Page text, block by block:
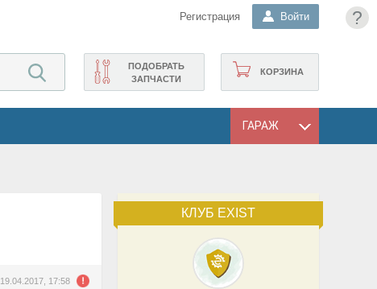
?
Регистрация Войти
КОРЗИНА
ПОДОБРАТЬ
ЗАПЧАСТИ
ГАРАЖ
КЛУБ EXIST
19.04.2017, 17:58